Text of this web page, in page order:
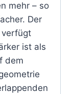
mehr – so
Der
verfügt
ist als
dem